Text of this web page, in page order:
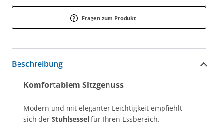
Fragen zum Produkt
Beschreibung
Komfortablem Sitzgenuss
Modern und mit eleganter Leichtigkeit empfiehlt
sich der Stuhlsessel für Ihren Essbereich.